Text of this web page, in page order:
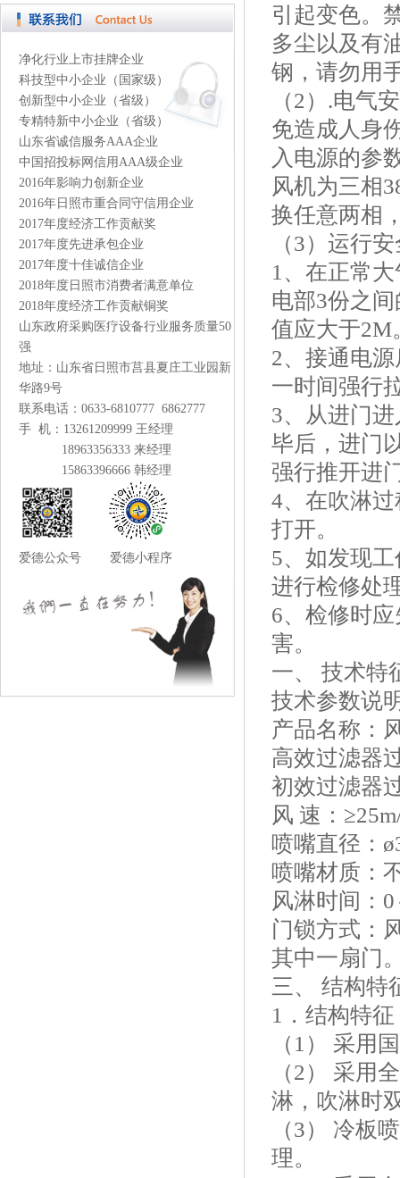
净化行业上市挂牌企业
科技型中小企业（国家级）
创新型中小企业（省级）
专精特新中小企业（省级）
山东省诚信服务AAA企业
中国招投标网信用AAA级企业
2016年影响力创新企业
2016年日照市重合同守信用企业
2017年度经济工作贡献奖
2017年度先进承包企业
2017年度十佳诚信企业
2018年度日照市消费者满意单位
2018年度经济工作贡献铜奖
山东政府采购医疗设备行业服务质量50
强
地址：山东省日照市莒县夏庄工业园新
华路9号
联系电话：0633-6810777 6862777
手 机：13261209999 王经理
18963356333 来经理
15863396666 韩经理
爱德公众号 爱德小程序
引起变色。
多尘以及有
钢，请勿用
（2）.电气
免造成人身
入电源的参
风机为三相
换任意两相
（3）运行
1、在正常
电部3份之
值应大于2M
2、接通电
一时间强行
3、从进门
毕后，进门
强行推开进
4、在吹淋
打开。
5、如发现
进行检修处
6、检修时
害。
一、 技术特
技术参数说
产品名称：
高效过滤器
初效过滤器
风 速：
喷嘴直径：
喷嘴材质：
风淋时间：
门锁方式：
其中一扇门
三、 结构特
1．结构特征
（1） 采用
（2） 采用
淋，吹淋时
（3） 冷板
理。